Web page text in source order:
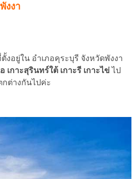
งงา
อยู่ใน อำเภอคุระบุรี จังหวัดพังงา
เกาะสุรินทร์ใต้ เกาะรี เกาะไข่ไป
ต่างกันไปค่ะ